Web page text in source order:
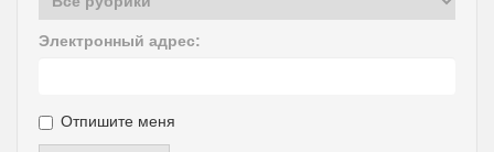
Электронный адрес:
Отпишите меня